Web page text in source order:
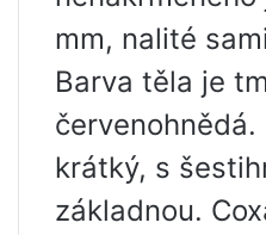
mm, nalité
Barva těla je
krátký, s
základnou.